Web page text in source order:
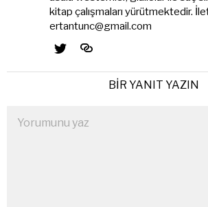
kitap çalışmaları yürütmektedir.
ertantunc@gmail.com
BIR YANIT YAZIN